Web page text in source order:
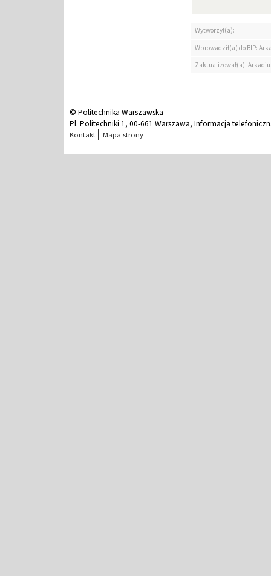
Wytworzył(a):
Wprowadził(a) do BIP:
Zaktualizował(a):
© Politechnika Warszawska
Pl. Politechniki 1, 00-661 Warszawa, Informacja
Kontakt Mapa strony